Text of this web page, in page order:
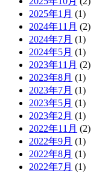
2025年1月 (1)
2024年11月 (2)
2024年7月 (1)
2024年5月 (1)
2023年11月 (2)
2023年8月 (1)
2023年7月 (1)
2023年5月 (1)
2023年2月 (1)
2022年11月 (2)
2022年9月 (1)
2022年8月 (1)
2022年7月 (1)